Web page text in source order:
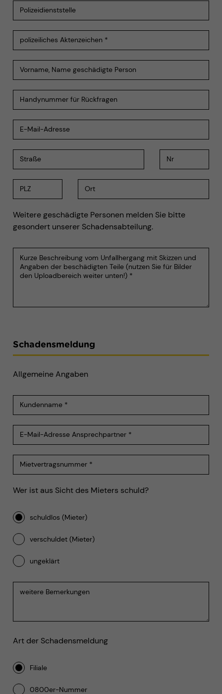
Weitere geschädigte Personen melden Sie bitte
gesondert unserer Schadensabteilung.
Schadensmeldung
Allgemeine Angaben
Wer ist aus Sicht des Mieters schuld?
schuldlos (Mieter)
verschuldet (Mieter)
ungeklärt
Art der Schadensmeldung
Filiale
0800er-Nummer